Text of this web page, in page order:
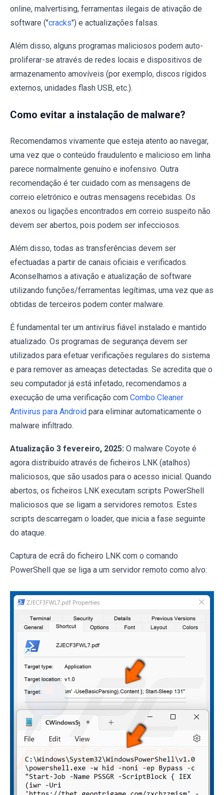
online, malvertising, ferramentas ilegais de ativação de
software ("cracks") e actualizações falsas.
Além disso, alguns programas maliciosos podem auto-
proliferar-se através de redes locais e dispositivos de
armazenamento amovíveis (por exemplo, discos rígidos
externos, unidades flash USB, etc.).
Como evitar a instalação de malware?
Recomendamos vivamente que esteja atento ao navegar,
uma vez que o conteúdo fraudulento e malicioso em linha
parece normalmente genuíno e inofensivo. Outra
recomendação é ter cuidado com as mensagens de
correio eletrónico e outras mensagens recebidas. Os
anexos ou ligações encontrados em correio suspeito não
devem ser abertos, pois podem ser infecciosos.
Além disso, todas as transferências devem ser
efectuadas a partir de canais oficiais e verificados.
Aconselhamos a ativação e atualização de software
utilizando funções/ferramentas legítimas, uma vez que as
obtidas de terceiros podem conter malware.
É fundamental ter um antivírus fiável instalado e mantido
atualizado. Os programas de segurança devem ser
utilizados para efetuar verificações regulares do sistema
e para remover as ameaças detectadas. Se acredita que o
seu computador já está infetado, recomendamos a
execução de uma verificação com Combo Cleaner
Antivirus para Android para eliminar automaticamente o
malware infiltrado.
Atualização 3 fevereiro, 2025: O malware Coyote é
agora distribuído através de ficheiros LNK (atalhos)
maliciosos, que são usados para o acesso inicial. Quando
abertos, os ficheiros LNK executam scripts PowerShell
maliciosos que se ligam a servidores remotos. Estes
scripts descarregam o loader, que inicia a fase seguinte
do ataque.
Captura de ecrã do ficheiro LNK com o comando
PowerShell que se liga a um servidor remoto como alvo: